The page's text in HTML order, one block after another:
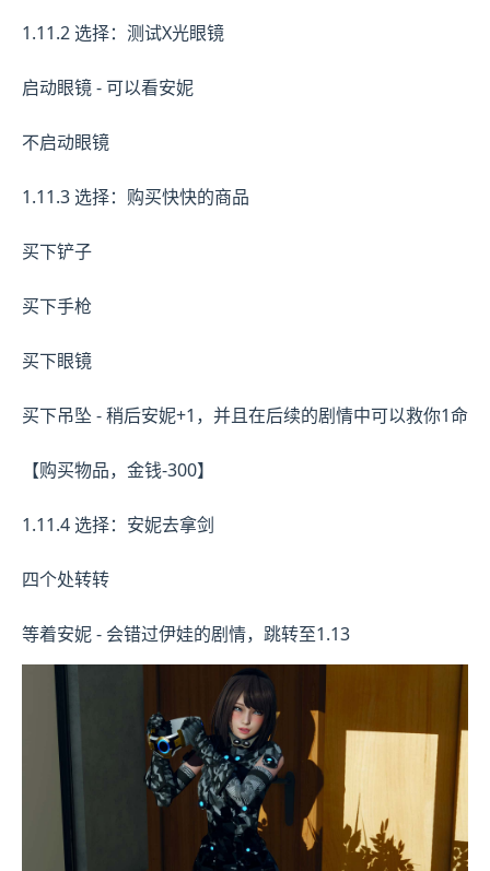
1.11.2 选择：测试X光眼镜
启动眼镜 - 可以看安妮
不启动眼镜
1.11.3 选择：购买快快的商品
买下铲子
买下手枪
买下眼镜
买下吊坠 - 稍后安妮+1，并且在后续的剧情中可以救你1命
【购买物品，金钱-300】
1.11.4 选择：安妮去拿剑
四个处转转
等着安妮 - 会错过伊娃的剧情，跳转至1.13